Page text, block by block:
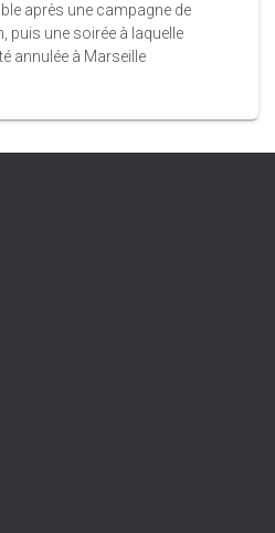
après une campagne de
puis une soirée à laquelle
annulée à Marseille